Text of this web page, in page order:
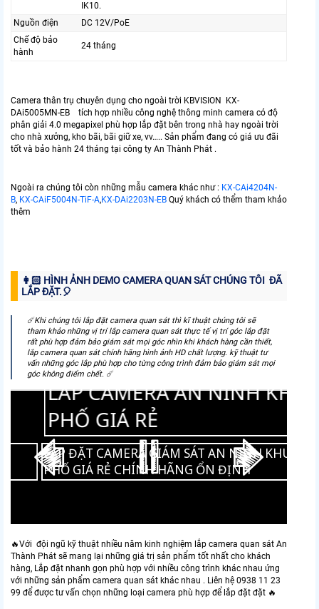
IK10.
Nguồn điện
DC 12V/PoE
Chế độ bảo
hành
24 tháng
Camera thân trụ chuyên dụng cho ngoài trời KBVISION KX-
DAi5005MN-EB tích hợp nhiều công nghệ thông minh camera có độ
phân giải 4.0 megapixel phù hợp lắp đặt bên trong nhà hay ngoài trời
cho nhà xưởng, kho bãi, bãi giữ xe, vv….. Sản phẩm đang có giá ưu đãi
tốt và bảo hành 24 tháng tại công ty An Thành Phát .
Ngoài ra chúng tôi còn những mẫu camera khác như : KX-CAi4204N-
B, KX-CAiF5004N-TiF-A,KX-DAi2203N-EB Quý khách có thểm tham khảo
thêm
👩🏻 HÌNH ẢNH DEMO CAMERA QUAN SÁT CHÚNG TÔI ĐÃ
LẮP ĐẶT.️🎈
☄️Khi chúng tôi lắp đặt camera quan sát thì kĩ thuật chúng tôi sẽ
tham khảo những vị trí lắp camera quan sát thực tế vị trí góc lắp đặt
rất phù hợp đảm bảo giám sát mọi góc nhìn khi khách hàng cần thiết,
lắp camera quan sát chính hãng hình ảnh HD chất lượng. kỹ thuật tư
vấn những góc lắp phù hợp cho từng công trình đảm bảo giám sát mọi
góc không điểm chết. ☄️
GIÁM SÁT KHO
DOANH
SÁT KHO NHÀ KINH
LẮP
LẮP ĐẶT
PHỐ GIÁ RẺ
🔥Với đội ngũ kỹ thuật nhiều năm kinh nghiệm lắp camera quan sát An
Thành Phát sẽ mang lại những giá trị sản phẩm tốt nhất cho khách
hàng, Lắp đặt nhanh gọn phù hợp với nhiều công trình khác nhau ứng
với những sản phẩm camera quan sát khác nhau . Liên hệ 0938 11 23
99 để được tư vấn chọn những loại camera phù hợp để lắp đặt đặt 🔥